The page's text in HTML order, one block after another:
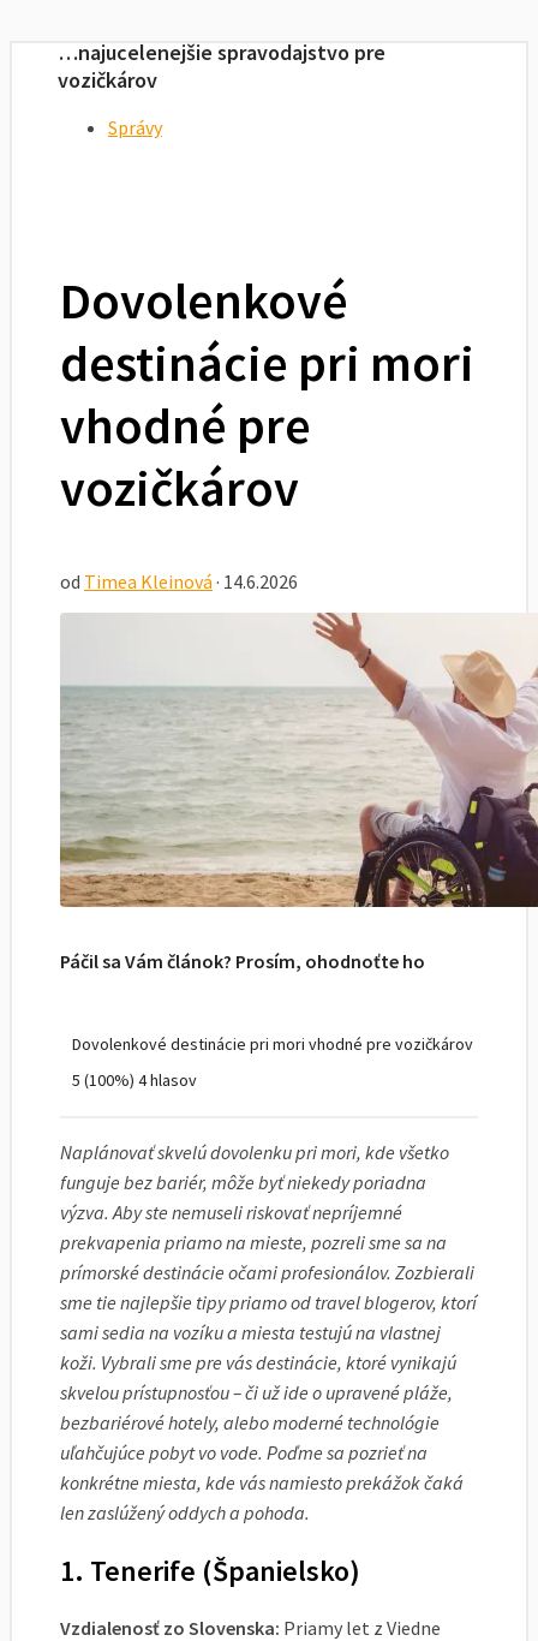
…najucelenejšie spravodajstvo pre
vozičkárov
Správy
Dovolenkové
destinácie pri mori
vhodné pre
vozičkárov
od Timea Kleinová · 14.6.2026
Páčil sa Vám článok? Prosím, ohodnoťte ho
Dovolenkové destinácie pri mori vhodné pre vozičkárov
5 (100%) 4hlasov
Naplánovať skvelú dovolenku pri mori, kde všetko
funguje bez bariér, môže byť niekedy poriadna
výzva. Aby ste nemuseli riskovať nepríjemné
prekvapenia priamo na mieste, pozreli sme sa na
prímorské destinácie očami profesionálov. Zozbierali
sme tie najlepšie tipy priamo od travel blogerov, ktorí
sami sedia na vozíku a miesta testujú na vlastnej
koži. Vybrali sme pre vás destinácie, ktoré vynikajú
skvelou prístupnosťou – či už ide o upravené pláže,
bezbariérové hotely, alebo moderné technológie
uľahčujúce pobyt vo vode. Poďme sa pozrieť na
konkrétne miesta, kde vás namiesto prekážok čaká
len zaslúžený oddych a pohoda.
1. Tenerife (Španielsko)
Vzdialenosť zo Slovenska: Priamy let z Viedne